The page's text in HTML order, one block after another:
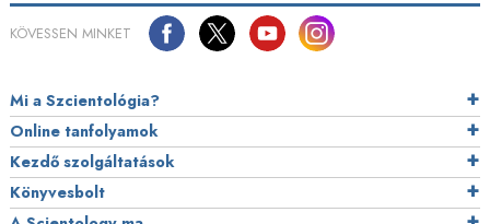
KÖVESSEN MINKET
Mi a Szcientológia?
Online tanfolyamok
Kezdő szolgáltatások
Könyvesbolt